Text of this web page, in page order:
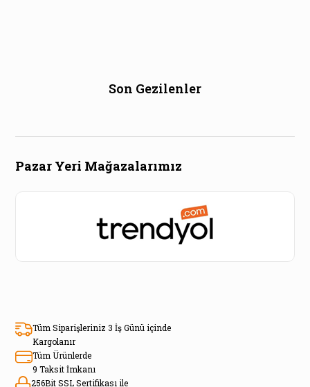
Son Gezilenler
Pazar Yeri Mağazalarımız
Tüm Siparişleriniz 3 İş Günü içinde
Kargolanır
Tüm Ürünlerde
9 Taksit İmkanı
256Bit SSL Sertifikası ile